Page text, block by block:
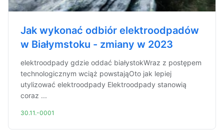
Jak wykonać odbiór elektroodpadów
w Białymstoku - zmiany w 2023
elektroodpady gdzie oddać białystokWraz z postępem
technologicznym wciąż powstająOto jak lepiej
utylizować elektroodpady Elektroodpady stanowią
coraz ...
30.11.-0001